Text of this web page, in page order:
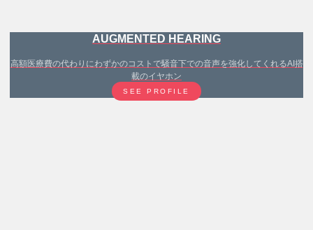
AUGMENTED HEARING
高額医療費の代わりにわずかのコストで騒音下での音声を強化してくれるAI搭
載のイヤホン
SEE PROFILE